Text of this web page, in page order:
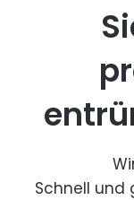
Schnell und